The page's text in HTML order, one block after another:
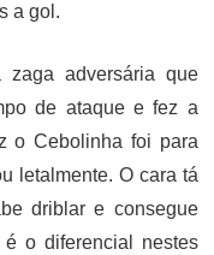
a gol.
adversária que
de ataque e fez a
o Cebolinha foi para
letalmente. O cara tá
driblar e consegue
o diferencial nestes